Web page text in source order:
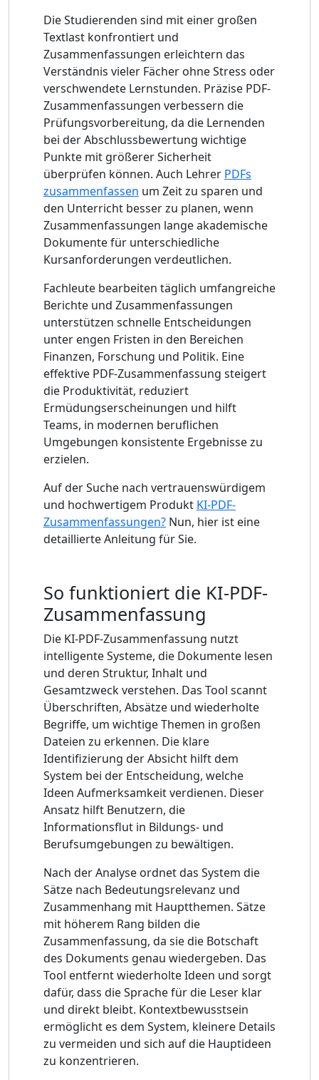
Die Studierenden sind mit einer großen
Textlast konfrontiert und
Zusammenfassungen erleichtern das
Verständnis vieler Fächer ohne Stress oder
verschwendete Lernstunden. Präzise PDF-
Zusammenfassungen verbessern die
Prüfungsvorbereitung, da die Lernenden
bei der Abschlussbewertung wichtige
Punkte mit größerer Sicherheit
überprüfen können. Auch Lehrer PDFs
zusammenfassen um Zeit zu sparen und
den Unterricht besser zu planen, wenn
Zusammenfassungen lange akademische
Dokumente für unterschiedliche
Kursanforderungen verdeutlichen.
Fachleute bearbeiten täglich umfangreiche
Berichte und Zusammenfassungen
unterstützen schnelle Entscheidungen
unter engen Fristen in den Bereichen
Finanzen, Forschung und Politik. Eine
effektive PDF-Zusammenfassung steigert
die Produktivität, reduziert
Ermüdungserscheinungen und hilft
Teams, in modernen beruflichen
Umgebungen konsistente Ergebnisse zu
erzielen.
Auf der Suche nach vertrauenswürdigem
und hochwertigem Produkt KI-PDF-
Zusammenfassungen? Nun, hier ist eine
detaillierte Anleitung für Sie.
So funktioniert die KI-PDF-
Zusammenfassung
Die KI-PDF-Zusammenfassung nutzt
intelligente Systeme, die Dokumente lesen
und deren Struktur, Inhalt und
Gesamtzweck verstehen. Das Tool scannt
Überschriften, Absätze und wiederholte
Begriffe, um wichtige Themen in großen
Dateien zu erkennen. Die klare
Identifizierung der Absicht hilft dem
System bei der Entscheidung, welche
Ideen Aufmerksamkeit verdienen. Dieser
Ansatz hilft Benutzern, die
Informationsflut in Bildungs- und
Berufsumgebungen zu bewältigen.
Nach der Analyse ordnet das System die
Sätze nach Bedeutungsrelevanz und
Zusammenhang mit Hauptthemen. Sätze
mit höherem Rang bilden die
Zusammenfassung, da sie die Botschaft
des Dokuments genau wiedergeben. Das
Tool entfernt wiederholte Ideen und sorgt
dafür, dass die Sprache für die Leser klar
und direkt bleibt. Kontextbewusstsein
ermöglicht es dem System, kleinere Details
zu vermeiden und sich auf die Hauptideen
zu konzentrieren.